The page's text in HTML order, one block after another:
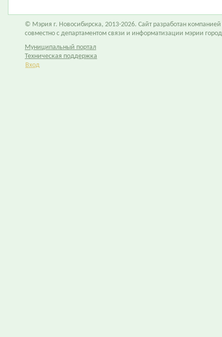
© Мэрия г. Новосибирска, 2013-2026. Сайт разработан компанией
совместно с департаментом связи и информатизации мэрии
Муниципальный портал
Техническая поддержка
Вход